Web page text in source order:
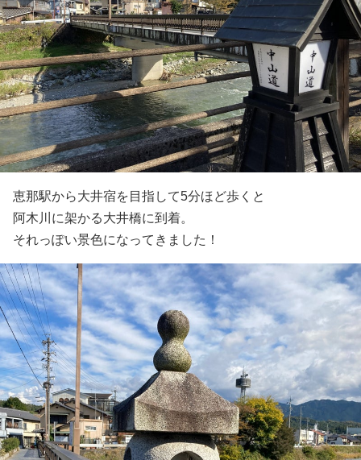
恵那駅から大井宿を目指して5分ほど歩くと
阿木川に架かる大井橋に到着。
それっぽい景色になってきました！